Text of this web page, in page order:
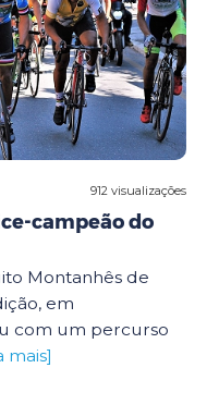
912 visualizações
campeão do
Montanhês de
em
com um percurso
mais]